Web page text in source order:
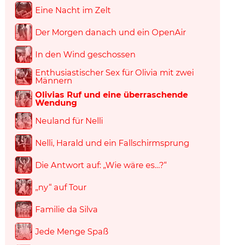
Eine Nacht im Zelt
Der Morgen danach und ein OpenAir
In den Wind geschossen
Enthusiastischer Sex für Olivia mit zwei
Männern
Olivias Ruf und eine überraschende
Wendung
Neuland für Nelli
Nelli, Harald und ein Fallschirmsprung
Die Antwort auf: „Wie wäre es…?“
„ny“ auf Tour
Familie da Silva
Jede Menge Spaß